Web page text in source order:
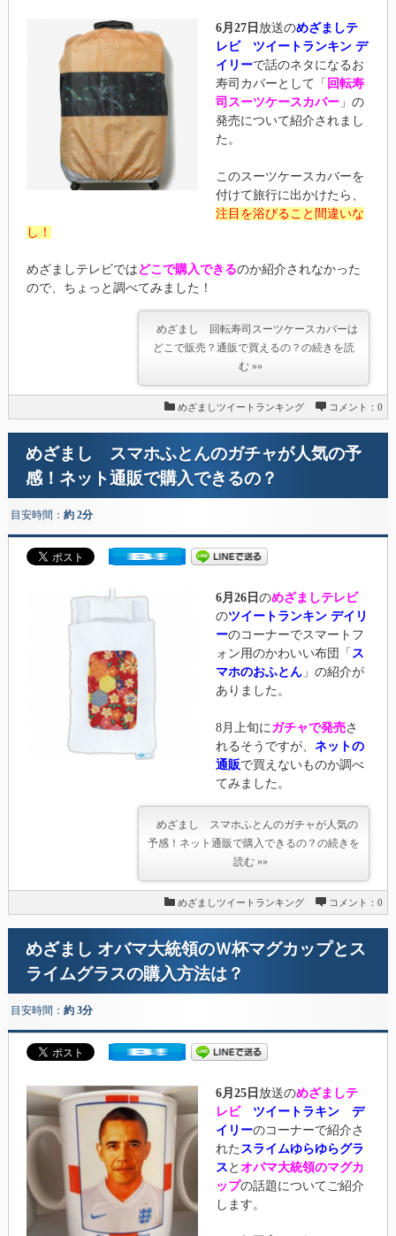
6月27日 放送のめざましテ
レビ ツイートランキン デ
イリーで話のネタになるお
寿司カバーとして「 回転寿
司スーツケースカバー 」の
発売について紹介されまし
た。
このスーツケースカバーを
付けて旅行に出かけたら、
注目を浴びること間違いな
し！
めざましテレビでは どこで購入できるのか紹介されなかった
ので、ちょっと調べてみました！
めざまし 回転寿司スーツケースカバーは
どこで販売？通販で買えるの？の続きを読
む »»
めざましツイートランキング コメント：0
めざまし スマホふとんのガチャが人気の予
感！ネット通販で購入できるの？
目安時間： 約 2分
6月26日 のめざましテレビ
のツイートランキン デイリ
ーのコーナーでスマートフ
ォン用のかわいい布団「 ス
マホのおふとん 」の紹介が
ありました。
8月上旬に ガチャで発売さ
れるそうですが、 ネットの
通販で買えないものか調べ
てみました。
めざまし スマホふとんのガチャが人気の
予感！ネット通販で購入できるの？の続きを
読む »»
めざましツイートランキング コメント：0
めざまし オバマ大統領のＷ杯マグカップとス
ライムグラスの購入方法は？
目安時間： 約 3分
6月25日 放送のめざましテ
レビ
ツイートラキン デ
イリーのコーナーで紹介さ
れた スライムゆらゆらグラ
ス と オバマ大統領のマグカ
ップの話題についてご紹介
します。